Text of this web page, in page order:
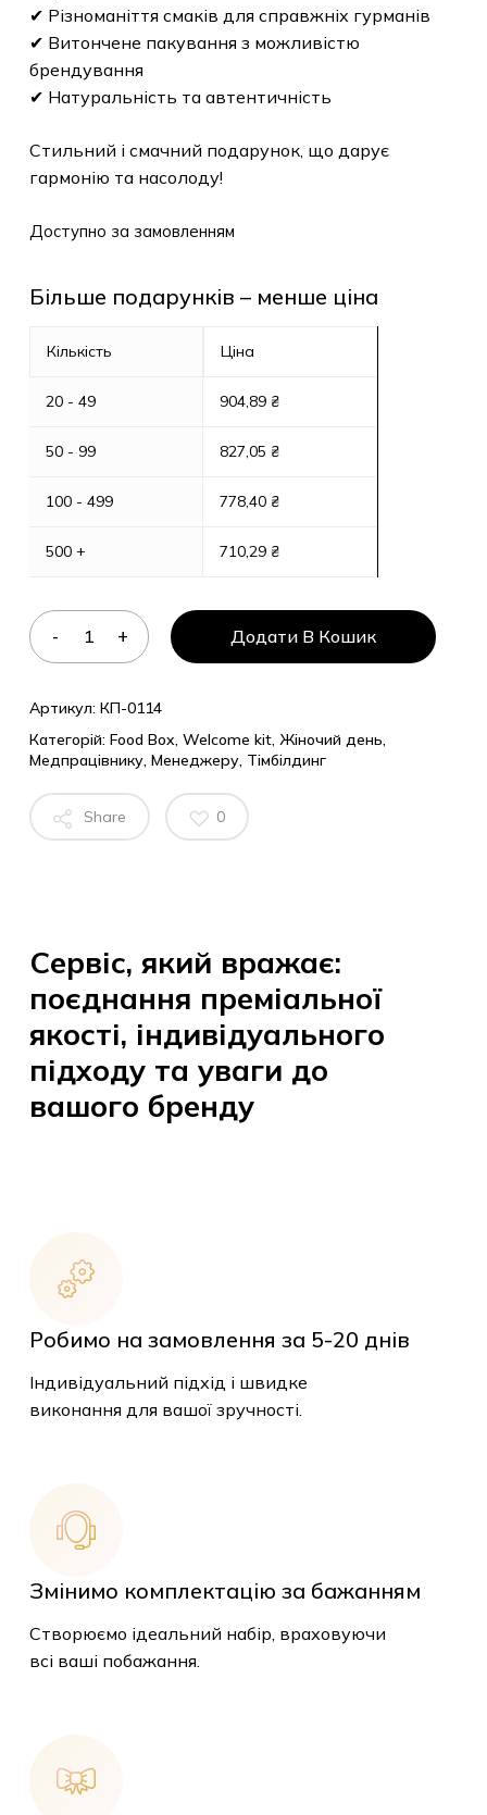
✔ Різноманіття смаків для справжніх гурманів
✔ Витончене пакування з можливістю
брендування
✔ Натуральність та автентичність
Стильний і смачний подарунок, що дарує
гармонію та насолоду!
Доступно за замовленням
Більше подарунків – менше ціна
Кількість
20 - 49
50 - 99
100 - 499
500 +
Ціна
904,89 ₴
827,05 ₴
778,40 ₴
710,29 ₴
Додати В Кошик
Артикул: КП-0114
Категорій: Food Box, Welcome kit, Жіночий день,
Медпрацівнику, Менеджеру, Тімбілдинг
Share 0
Сервіс, який вражає:
поєднання преміальної
якості, індивідуального
підходу та уваги до
вашого бренду
Робимо на замовлення за 5-20 днів
Індивідуальний підхід і швидке
виконання для вашої зручності.
Змінимо комплектацію за бажанням
Створюємо ідеальний набір, враховуючи
всі ваші побажання.